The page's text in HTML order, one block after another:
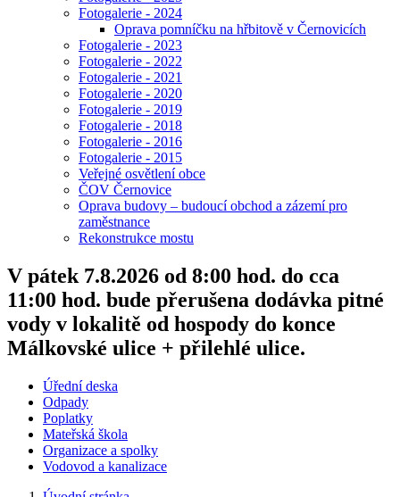
Fotogalerie - 2024
Oprava pomníčku na hřbitově v Černovicích
Fotogalerie - 2023
Fotogalerie - 2022
Fotogalerie - 2021
Fotogalerie - 2020
Fotogalerie - 2019
Fotogalerie - 2018
Fotogalerie - 2016
Fotogalerie - 2015
Veřejné osvětlení obce
ČOV Černovice
Oprava budovy – budoucí obchod a zázemí pro
zaměstnance
Rekonstrukce mostu
V pátek 7.8.2026 od 8:00 hod. do cca
11:00 hod. bude přerušena dodávka pitné
vody v lokalitě od hospody do konce
Málkovské ulice + přilehlé ulice.
Úřední deska
Odpady
Poplatky
Mateřská škola
Organizace a spolky
Vodovod a kanalizace